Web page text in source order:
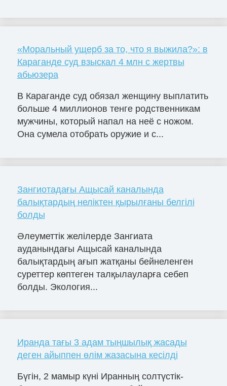
«Моральный ущерб за то, что я выжила?»: в
Караганде суд взыскал 4 млн с жертвы
абьюзера
В Караганде суд обязал женщину выплатить
больше 4 миллионов тенге родственникам
мужчины, который напал на неё с ножом.
Она сумела отобрать оружие и с...
Зангиотадағы Ащысай каналында
балықтардың неліктен қырылғаны белгілі
болды
Әлеуметтік желілерде Зангиата
ауданындағы Ащысай каналында
балықтардың ағып жатқаны бейнеленген
суреттер көптеген талқылауларға себеп
болды. Экология...
Иранда тағы 3 адам тыңшылық жасады
деген айыппен өлім жазасына кесілді
Бүгін, 2 мамыр күні Иранның солтүстік-